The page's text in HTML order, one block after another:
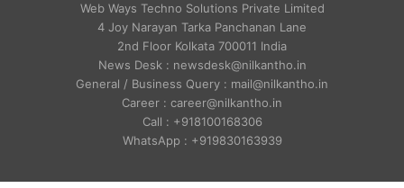
Web Ways Techno Solutions Private Limited
4 Joy Narayan Tarka Panchanan Lane
2nd Floor Kolkata 700011 India
News Desk : newsdesk@nilkantho.in
General / Business Query : mail@nilkantho.in
Career : career@nilkantho.in
Call : +918100168306
WhatsApp : +919830163939